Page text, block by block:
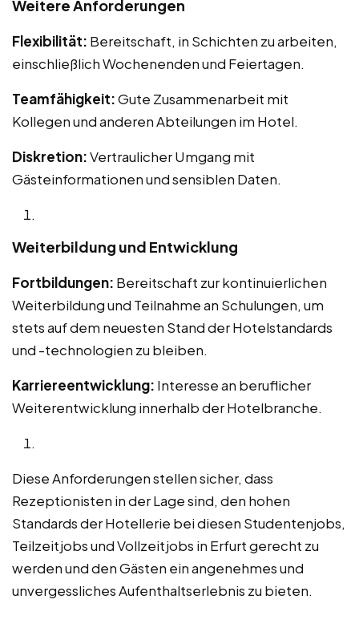
Weitere Anforderungen
Flexibilität: Bereitschaft, in Schichten zu arbeiten,
einschließlich Wochenenden und Feiertagen.
Teamfähigkeit:Gute Zusammenarbeit mit
Kollegen und anderen Abteilungen im Hotel.
Diskretion:Vertraulicher Umgang mit
Gästeinformationen und sensiblen Daten.
Weiterbildung und Entwicklung
Fortbildungen: Bereitschaft zur kontinuierlichen
Weiterbildung und Teilnahme an Schulungen, um
stets auf dem neuesten Stand der Hotelstandards
und -technologien zu bleiben.
Karriereentwicklung: Interesse an beruflicher
Weiterentwicklung innerhalb der Hotelbranche.
Diese Anforderungen stellen sicher, dass
Rezeptionisten in der Lage sind, den hohen
Standards der Hotellerie bei diesen Studentenjobs,
Teilzeitjobs und Vollzeitjobs in Erfurt gerecht zu
werden und den Gästen ein angenehmes und
unvergessliches Aufenthaltserlebnis zu bieten.